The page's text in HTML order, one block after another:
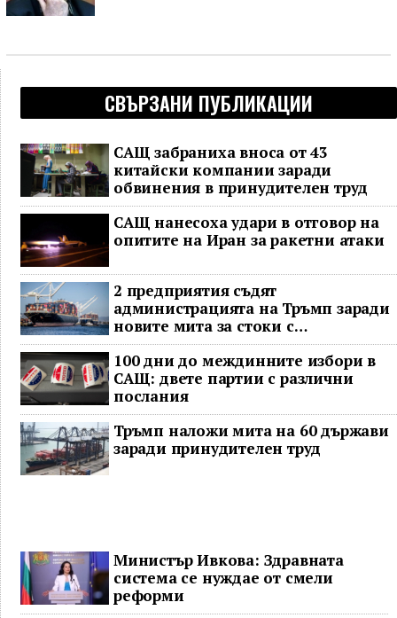
СВЪРЗАНИ ПУБЛИКАЦИИ
САЩ забраниха вноса от 43
китайски компании заради
обвинения в принудителен труд
САЩ нанесоха удари в отговор на
опитите на Иран за ракетни атаки
2 предприятия съдят
администрацията на Тръмп заради
новите мита за стоки с
принудителен труд
100 дни до междинните избори в
САЩ: двете партии с различни
послания
Тръмп наложи мита на 60 държави
заради принудителен труд
Министър Ивкова: Здравната
система се нуждае от смели
реформи